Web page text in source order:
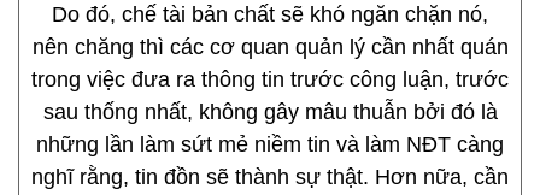
Do đó, chế tài bản chất sẽ khó ngăn chặn nó,
nên chăng thì các cơ quan quản lý cần nhất quán
trong việc đưa ra thông tin trước công luận, trước
sau thống nhất, không gây mâu thuẫn bởi đó là
những lần làm sứt mẻ niềm tin và làm NĐT càng
nghĩ rằng, tin đồn sẽ thành sự thật. Hơn nữa, cần